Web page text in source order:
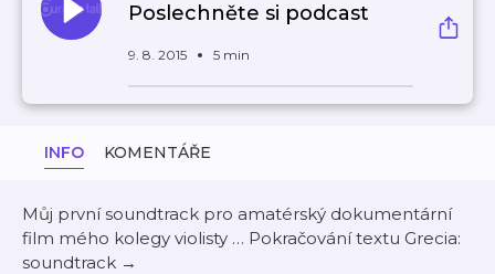
Poslechněte si podcast
9. 8. 2015 5 min
INFO KOMENTÁŘE
Můj první soundtrack pro amatérský dokumentární
film mého kolegy violisty … Pokračování textu Grecia:
soundtrack →